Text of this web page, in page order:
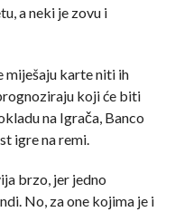
a neki je zovu i
miješaju karte niti ih
koji će biti
na Igrača, Banco
igre na remi.
brzo, jer jedno
No, za one kojima je i